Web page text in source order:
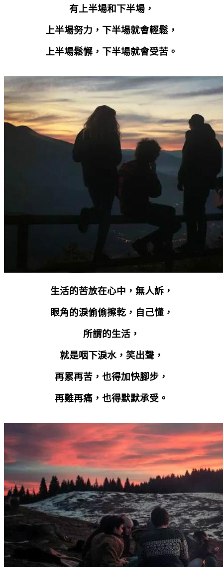
有上半場和下半場，
上半場努力，下半場就會輕鬆，
上半場鬆懈，下半場就會受苦。
生活的苦放在心中，無人訴，
眼角的淚偷偷擦乾，自己懂，
所謂的生活，
就是咽下淚水，笑出聲，
再累再苦，也得加快腳步，
再難再痛，也得默默承受。